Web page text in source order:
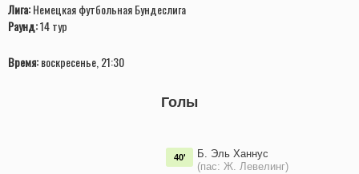
Лига:Немецкая футбольная Бундеслига
Раунд:14 тур
Время:воскресенье, 21:30
Голы
Б. Эль Ханнус
(пас: Ж. Левелинг)
40'